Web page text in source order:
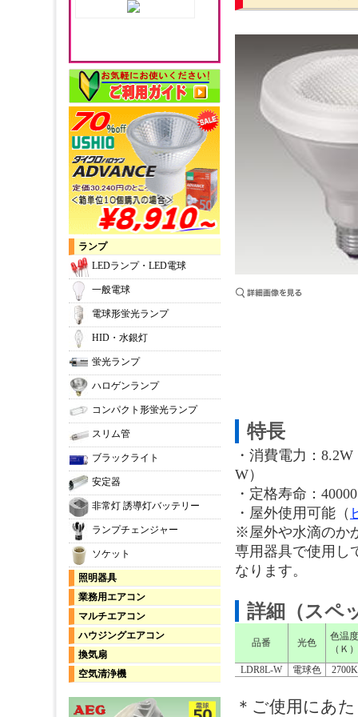
特長
・消費電力：
W）
・定格寿命：
・屋外使用可能（
※屋外や水滴のか
専用器具で使用し
なります。
詳細（スペ
品番 光色
色温度
（Ｋ）
LDR8L-W
電球色 2700K
＊ご使用にあ
ランプ
LEDランプ・LED電球
一般電球
電球形蛍光ランプ
HID・水銀灯
蛍光ランプ
ハロゲンランプ
コンパクト形蛍光ランプ
スリム管
ブラックライト
安定器
非常灯 誘導灯バッテリー
ランプチェンジャー
ソケット
照明器具
業務用エアコン
マルチエアコン
ハウジングエアコン
換気扇
空気清浄機